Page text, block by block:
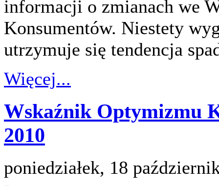
informacji o zmianach we
Konsumentów. Niestety
utrzymuje się tendencja
Więcej...
Wskaźnik Optymizmu
2010
poniedziałek, 18